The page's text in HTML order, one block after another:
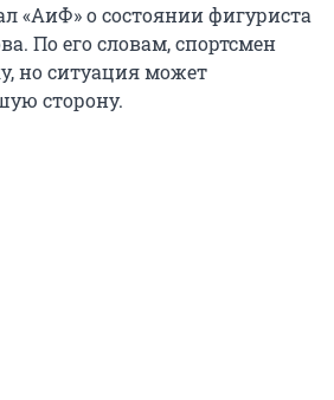
«АиФ» о состоянии фигуриста
По его словам, спортсмен
но ситуация может
сторону.